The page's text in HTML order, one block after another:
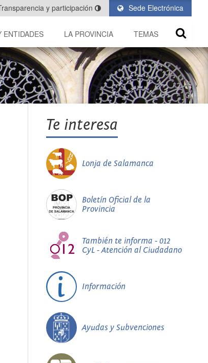
Sede Electrónica
y participación
ENTIDADES LA PROVINCIA TEMAS
Te interesa
Lonja de Salamanca
Boletín Oficial de la
Provincia
También te informa - 012
CyL - Atención al Ciudadano
Información
Ayudas y Subvenciones